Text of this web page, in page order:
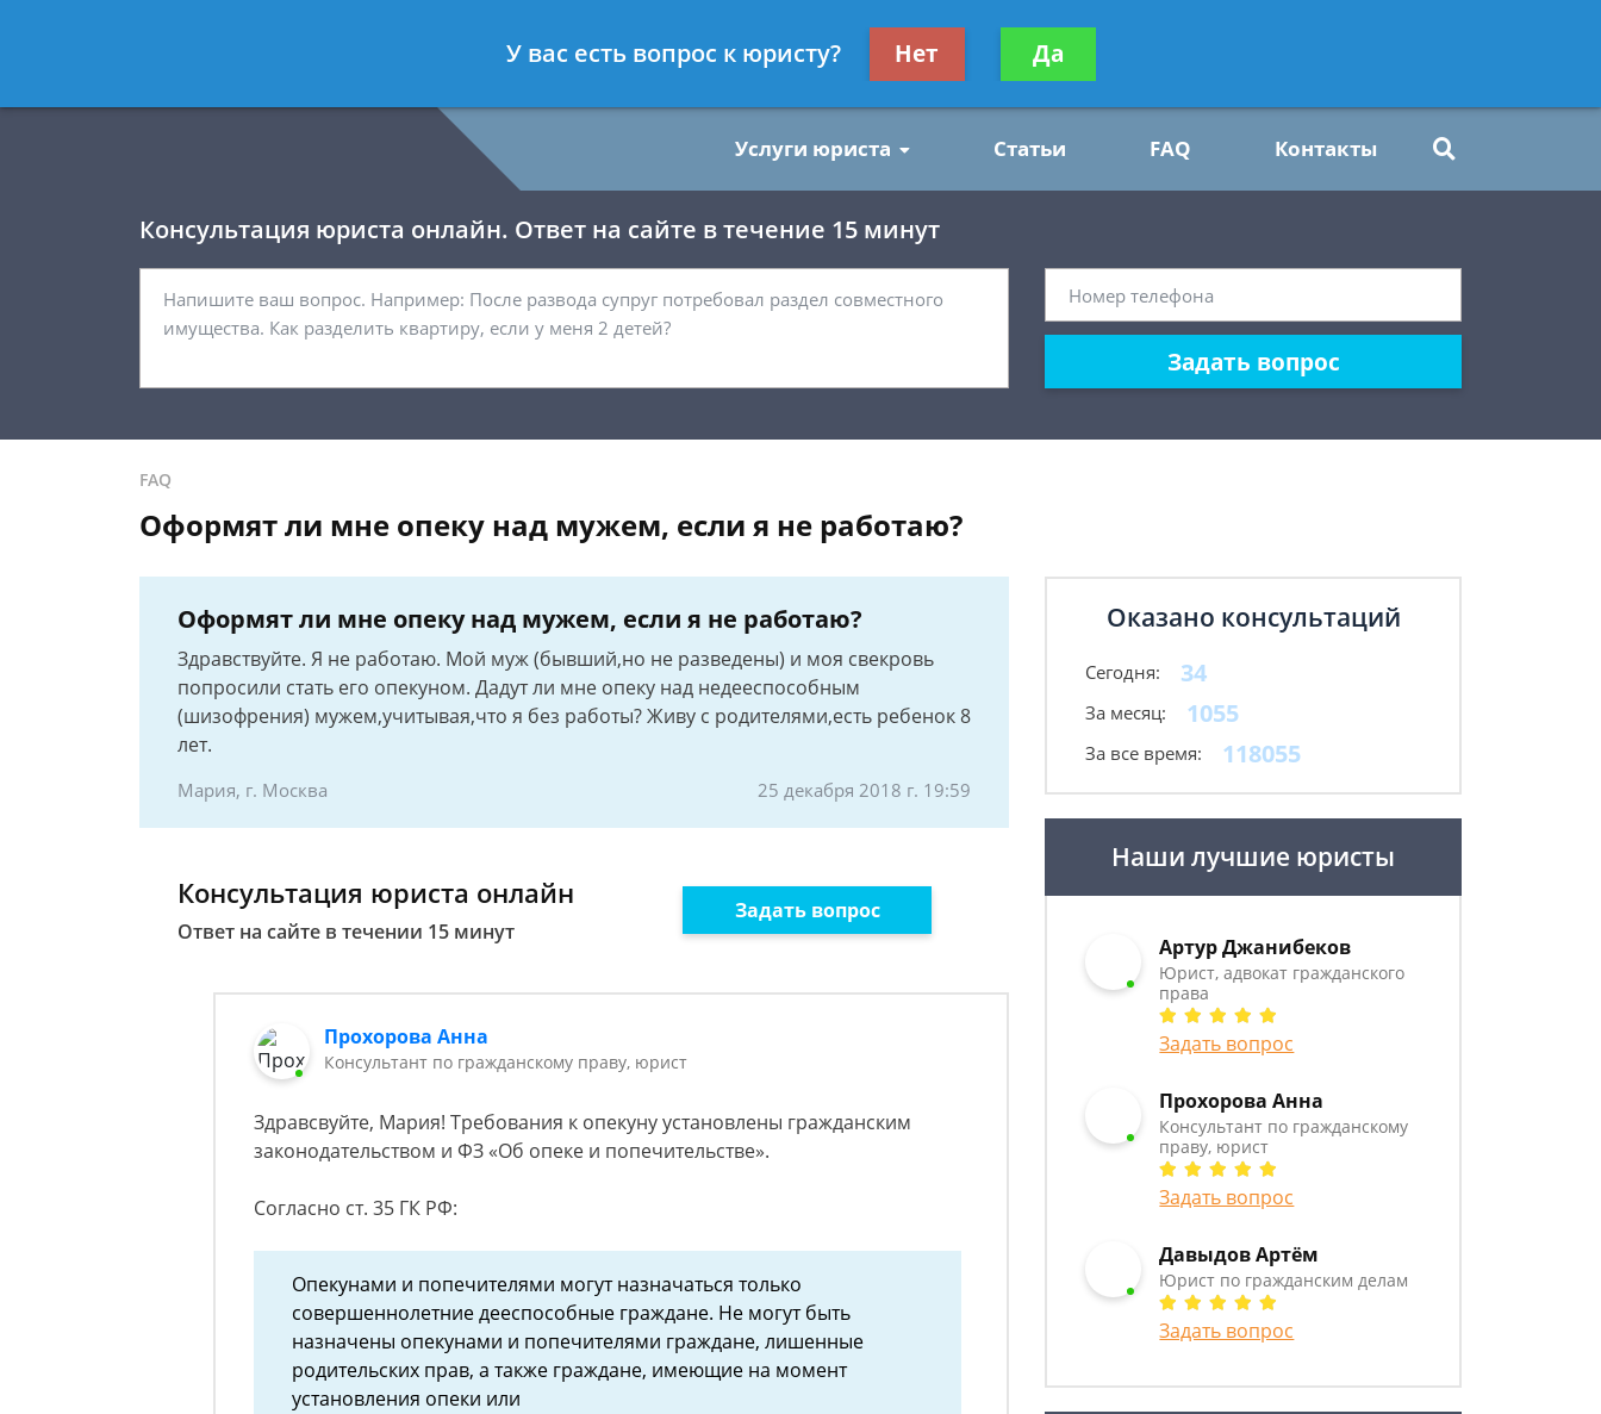
- Юрист по гражданским делам
Получите консультацию
бесплатно
Услуги юриста Статьи FAQ Контакты
Консультация юриста онлайн. Ответ на сайте в течение 15 минут
Задать вопрос
FAQ
Оформят ли мне опеку над мужем, если я не работаю?
Оформят ли мне опеку над мужем, если я не работаю?
Здравствуйте. Я не работаю. Мой муж (бывший,но не разведены) и моя свекровь
попросили стать его опекуном. Дадут ли мне опеку над недееспособным
(шизофрения) мужем,учитывая,что я без работы? Живу с родителями,есть ребенок 8
лет.
Мария, г. Москва 25 декабря 2018 г. 19:59
Консультация юриста онлайн
Ответ на сайте в течении 15 минут
Задать вопрос
Прохорова Анна
Консультант по гражданскому праву, юрист
Здравсвуйте, Мария! Требования к опекуну установлены гражданским
законодательством и ФЗ «Об опеке и попечительстве».
Согласно ст. 35 ГК РФ:
Опекунами и попечителями могут назначаться только
совершеннолетние дееспособные граждане. Не могут быть
назначены опекунами и попечителями граждане, лишенные
родительских прав, а также граждане, имеющие на момент
установления опеки или
Оказано консультаций
Сегодня: 34
За месяц: 1055
За все время: 118055
Наши лучшие юристы
Артур Джанибеков
Юрист, адвокат гражданского
права
Задать вопрос
Прохорова Анна
Консультант по гражданскому
праву, юрист
Задать вопрос
Давыдов Артём
Юрист по гражданским делам
Задать вопрос
У вас есть вопрос к юристу? Нет Да